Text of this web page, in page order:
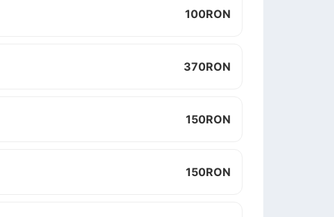
100RON
370RON
150RON
150RON